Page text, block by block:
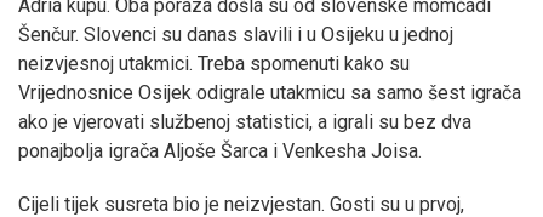
Adria kupu. Oba poraza došla su od slovenske momčadi
Šenčur. Slovenci su danas slavili i u Osijeku u jednoj
neizvjesnoj utakmici. Treba spomenuti kako su
Vrijednosnice Osijek odigrale utakmicu sa samo šest igrača
ako je vjerovati službenoj statistici, a igrali su bez dva
ponajbolja igrača Aljoše Šarca i Venkesha Joisa.
Cijeli tijek susreta bio je neizvjestan. Gosti su u prvoj,